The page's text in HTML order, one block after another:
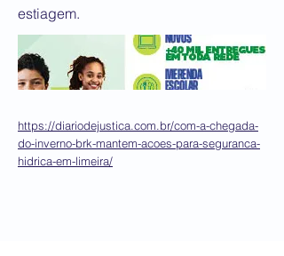
estiagem.
https://diariodejustica.com.br/com-a-chegada-
do-inverno-brk-mantem-acoes-para-seguranca-
hidrica-em-limeira/